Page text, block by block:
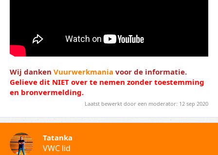
Wij danken Vuurwerkmania voor de informatie.
Gelieve dit NIET over te nemen zonder toestemming
en bronvermelding.
Laatst bewerkt door een moderator: 12 sep 2020
Tatanka
VWC lid